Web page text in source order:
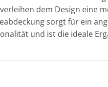
dem Design eine
sorgt für ein
und ist die ideale